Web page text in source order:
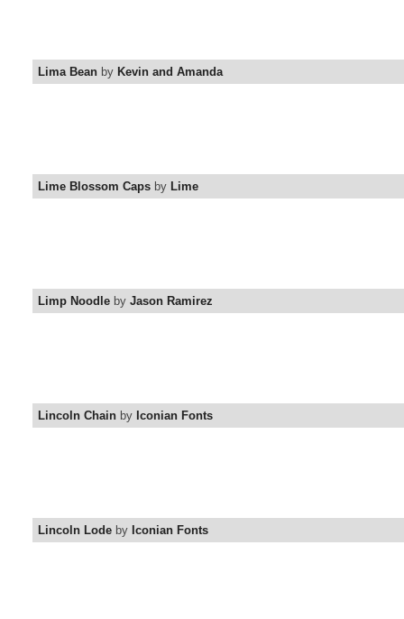
Lima Bean by Kevin and Amanda
Lime Blossom Caps by Lime
Limp Noodle by Jason Ramirez
Lincoln Chain by Iconian Fonts
Lincoln Lode by Iconian Fonts